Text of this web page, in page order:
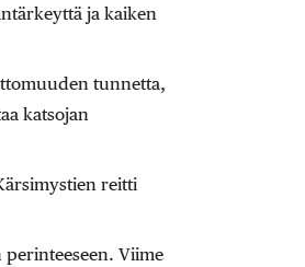
ja kaiken
tunnetta,
katsojan
reitti
Viime